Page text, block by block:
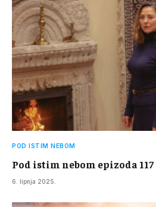
POD ISTIM NEBOM
Pod istim nebom epizoda 117
6. lipnja 2025.